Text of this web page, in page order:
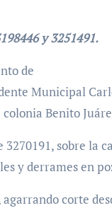
y 3251491.
de
Municipal
Benito
sobre
y derrames en
corte